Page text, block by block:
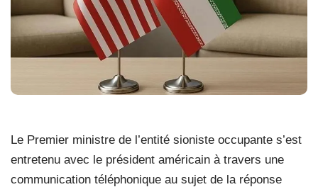
Le Premier ministre de l’entité sioniste occupante s’est
entretenu avec le président américain à travers une
communication téléphonique au sujet de la réponse